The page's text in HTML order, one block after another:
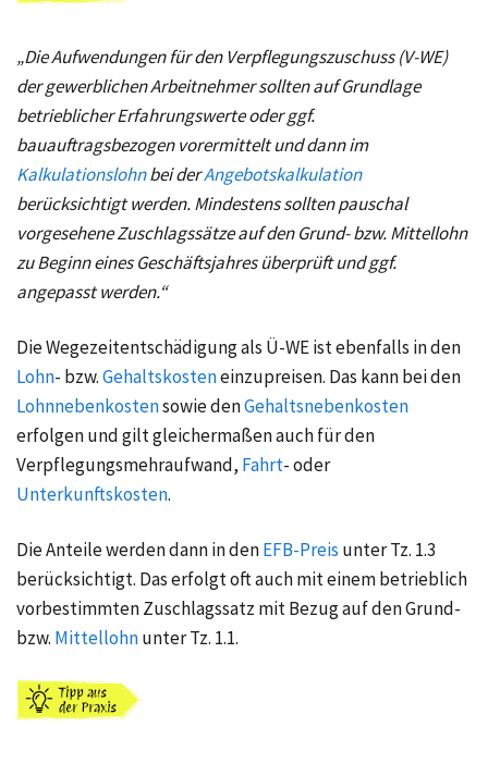
„Die Aufwendungen für den Verpflegungszuschuss (V‑WE)
der gewerblichen Arbeitnehmer sollten auf Grundlage
betrieblicher Erfahrungswerte oder ggf.
bauauftragsbezogen vorermittelt und dann im
Kalkulationslohnbei derAngebotskalkulation
berücksichtigt werden. Mindestens sollten pauschal
vorgesehene Zuschlagssätze auf den Grund- bzw. Mittellohn
zu Beginn eines Geschäftsjahres überprüft und ggf.
angepasst werden.“
Die Wegezeitentschädigung als Ü‑WE ist ebenfalls in den
Lohn- bzw.Gehaltskosteneinzupreisen. Das kann bei den
Lohnnebenkostensowie denGehaltsnebenkosten
erfolgen und gilt gleichermaßen auch für den
Verpflegungsmehraufwand, Fahrt- oder
Unterkunftskosten.
Die Anteile werden dann in denEFB-Preis unter Tz. 1.3
berücksichtigt. Das erfolgt oft auch mit einem betrieblich
vorbestimmten Zuschlagssatz mit Bezug auf den Grund-
bzw. Mittellohnunter Tz. 1.1.